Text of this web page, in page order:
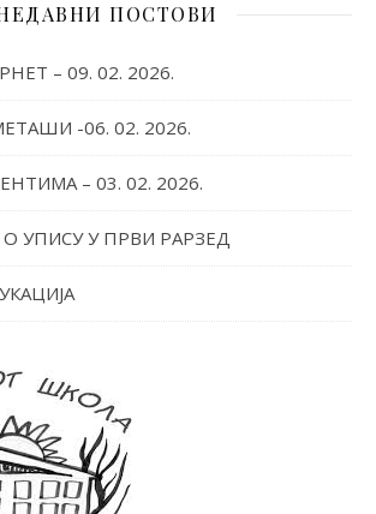
ПОСТОВИ
– 09. 02. 2026.
-06. 02. 2026.
– 03. 02. 2026.
УПИСУ У ПРВИ РАРЗЕД